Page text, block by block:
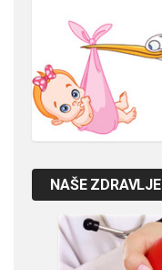
NAŠE ZDRAVLJE